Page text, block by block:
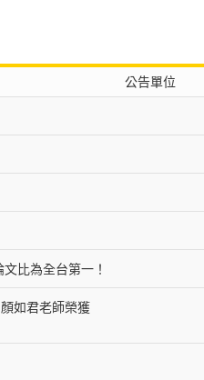
公告單位
比為全台第一！
如君老師榮獲